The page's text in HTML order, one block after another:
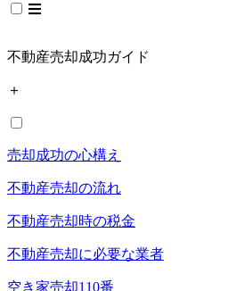
不動産売却成功ガイド
＋
売却成功の心構え
不動産売却の流れ
不動産売却時の税金
不動産売却に必要な業者
空き家売却110番